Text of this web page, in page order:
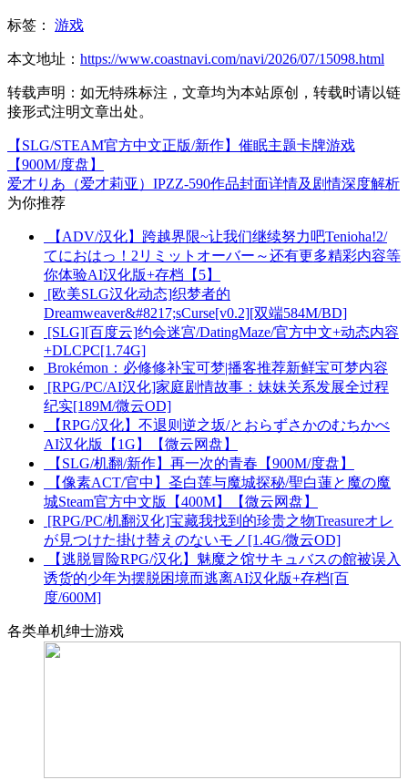
标签： 游戏
本文地址： https://www.coastnavi.com/navi/2026/07/15098.html
转载声明： 如无特殊标注，文章均为本站原创，转载时请以链
接形式注明文章出处。
【SLG/STEAM官方中文正版/新作】催眠主题卡牌游戏
【900M/度盘】
爱才りあ（爱才莉亚）IPZZ-590作品封面详情及剧情深度解析
为你推荐
【ADV/汉化】跨越界限~让我们继续努力吧Tenioha!2/
てにおはっ！2リミットオーバー～还有更多精彩内容等
你体验AI汉化版+存档【5】
[欧美SLG汉化动态]织梦者的
Dreamweaver&#8217;sCurse[v0.2][双端584M/BD]
[SLG][百度云]约会迷宫/DatingMaze/官方中文+动态内容
+DLCPC[1.74G]
Brokémon：必修修补宝可梦|播客推荐新鲜宝可梦内容
[RPG/PC/AI汉化]家庭剧情故事：妹妹关系发展全过程
纪实[189M/微云OD]
【RPG/汉化】不退则逆之坂/とおらずさかのむちかべ
AI汉化版【1G】【微云网盘】
【SLG/机翻/新作】再一次的青春【900M/度盘】
【像素ACT/官中】圣白莲与魔城探秘/聖白蓮と魔の魔
城Steam官方中文版【400M】【微云网盘】
[RPG/PC/机翻汉化]宝藏我找到的珍贵之物Treasureオレ
が見つけた掛け替えのないモノ[1.4G/微云OD]
【逃脱冒险RPG/汉化】魅魔之馆サキュバスの館被误入
诱货的少年为摆脱困境而逃离AI汉化版+存档[百
度/600M]
各类单机绅士游戏